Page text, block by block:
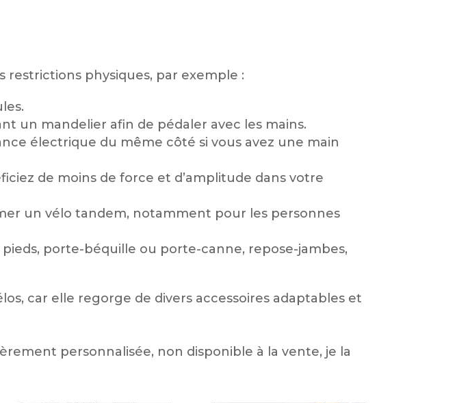
physiques, par exemple :
un mandelier afin de pédaler avec les mains.
électrique du même côté si vous avez une main
de moins de force et d’amplitude dans votre
un vélo tandem, notamment pour les personnes
porte-béquille ou porte-canne, repose-jambes,
car elle regorge de divers accessoires adaptables et
personnalisée, non disponible à la vente, je la